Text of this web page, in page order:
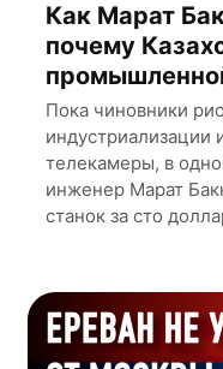
Как Марат
почему
Пока чиновники
индустриализации
телекамеры, в
инженер Марат
станок за сто